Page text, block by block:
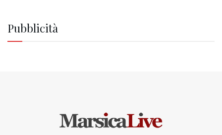
Pubblicità